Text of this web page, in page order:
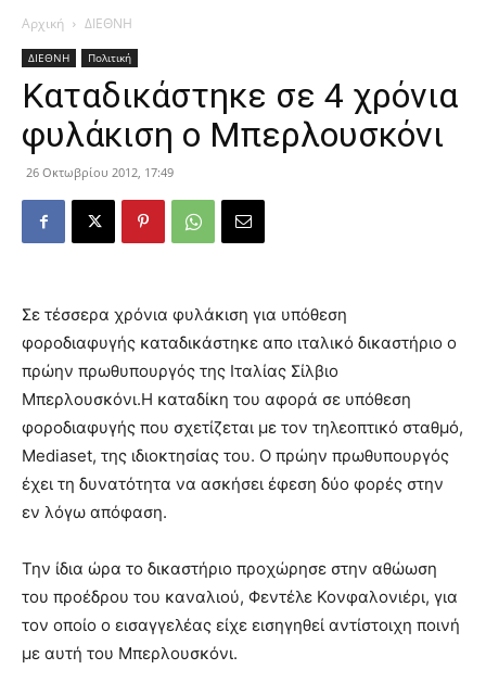
Αρχική ΔΙΕΘΝΗ
ΔΙΕΘΝΗ Πολιτική
Καταδικάστηκε σε 4 χρόνια
φυλάκιση ο Μπερλουσκόνι
26 Οκτωβρίου 2012, 17:49
Σε τέσσερα χρόνια φυλάκιση για υπόθεση
φοροδιαφυγής καταδικάστηκε απο ιταλικό δικαστήριο ο
πρώην πρωθυπουργός της Ιταλίας Σίλβιο
Μπερλουσκόνι.Η καταδίκη του αφορά σε υπόθεση
φοροδιαφυγής που σχετίζεται με τον τηλεοπτικό σταθμό,
Μediaset, της ιδιοκτησίας του. Ο πρώην πρωθυπουργός
έχει τη δυνατότητα να ασκήσει έφεση δύο φορές στην
εν λόγω απόφαση.
Την ίδια ώρα το δικαστήριο προχώρησε στην αθώωση
του προέδρου του καναλιού, Φεντέλε Κονφαλονιέρι, για
τον οποίο ο εισαγγελέας είχε εισηγηθεί αντίστοιχη ποινή
με αυτή του Μπερλουσκόνι.